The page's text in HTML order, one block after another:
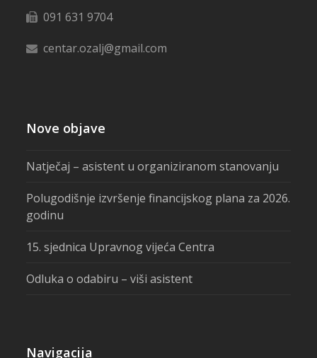
091 631 9704
centar.ozalj@gmail.com
Nove objave
Natječaj – asistent u organiziranom stanovanju
Polugodišnje izvršenje financijskog plana za 2026.
godinu
15. sjednica Upravnog vijeća Centra
Odluka o odabiru – viši asistent
Navigacija